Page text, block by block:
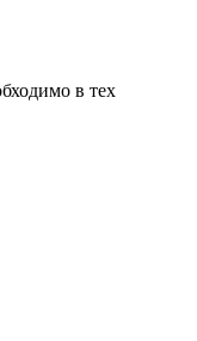
в тех